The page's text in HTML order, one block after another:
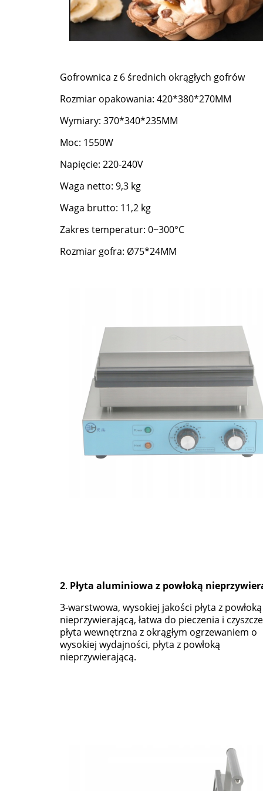
Gofrownica z 6 średnich okrągłych gofrów
Rozmiar opakowania: 420*380*270MM
Wymiary: 370*340*235MM
Moc: 1550W
Napięcie: 220-240V
Waga netto: 9,3 kg
Waga brutto: 11,2 kg
Zakres temperatur: 0~300°C
Rozmiar gofra: Ø75*24MM
2. Płyta aluminiowa z powłoką
3-warstwowa, wysokiej jakości płyta z powłoką
nieprzywierającą, łatwa do pieczenia i
płyta wewnętrzna z okrągłym ogrzewaniem o
wysokiej wydajności, płyta z powłoką
nieprzywierającą.